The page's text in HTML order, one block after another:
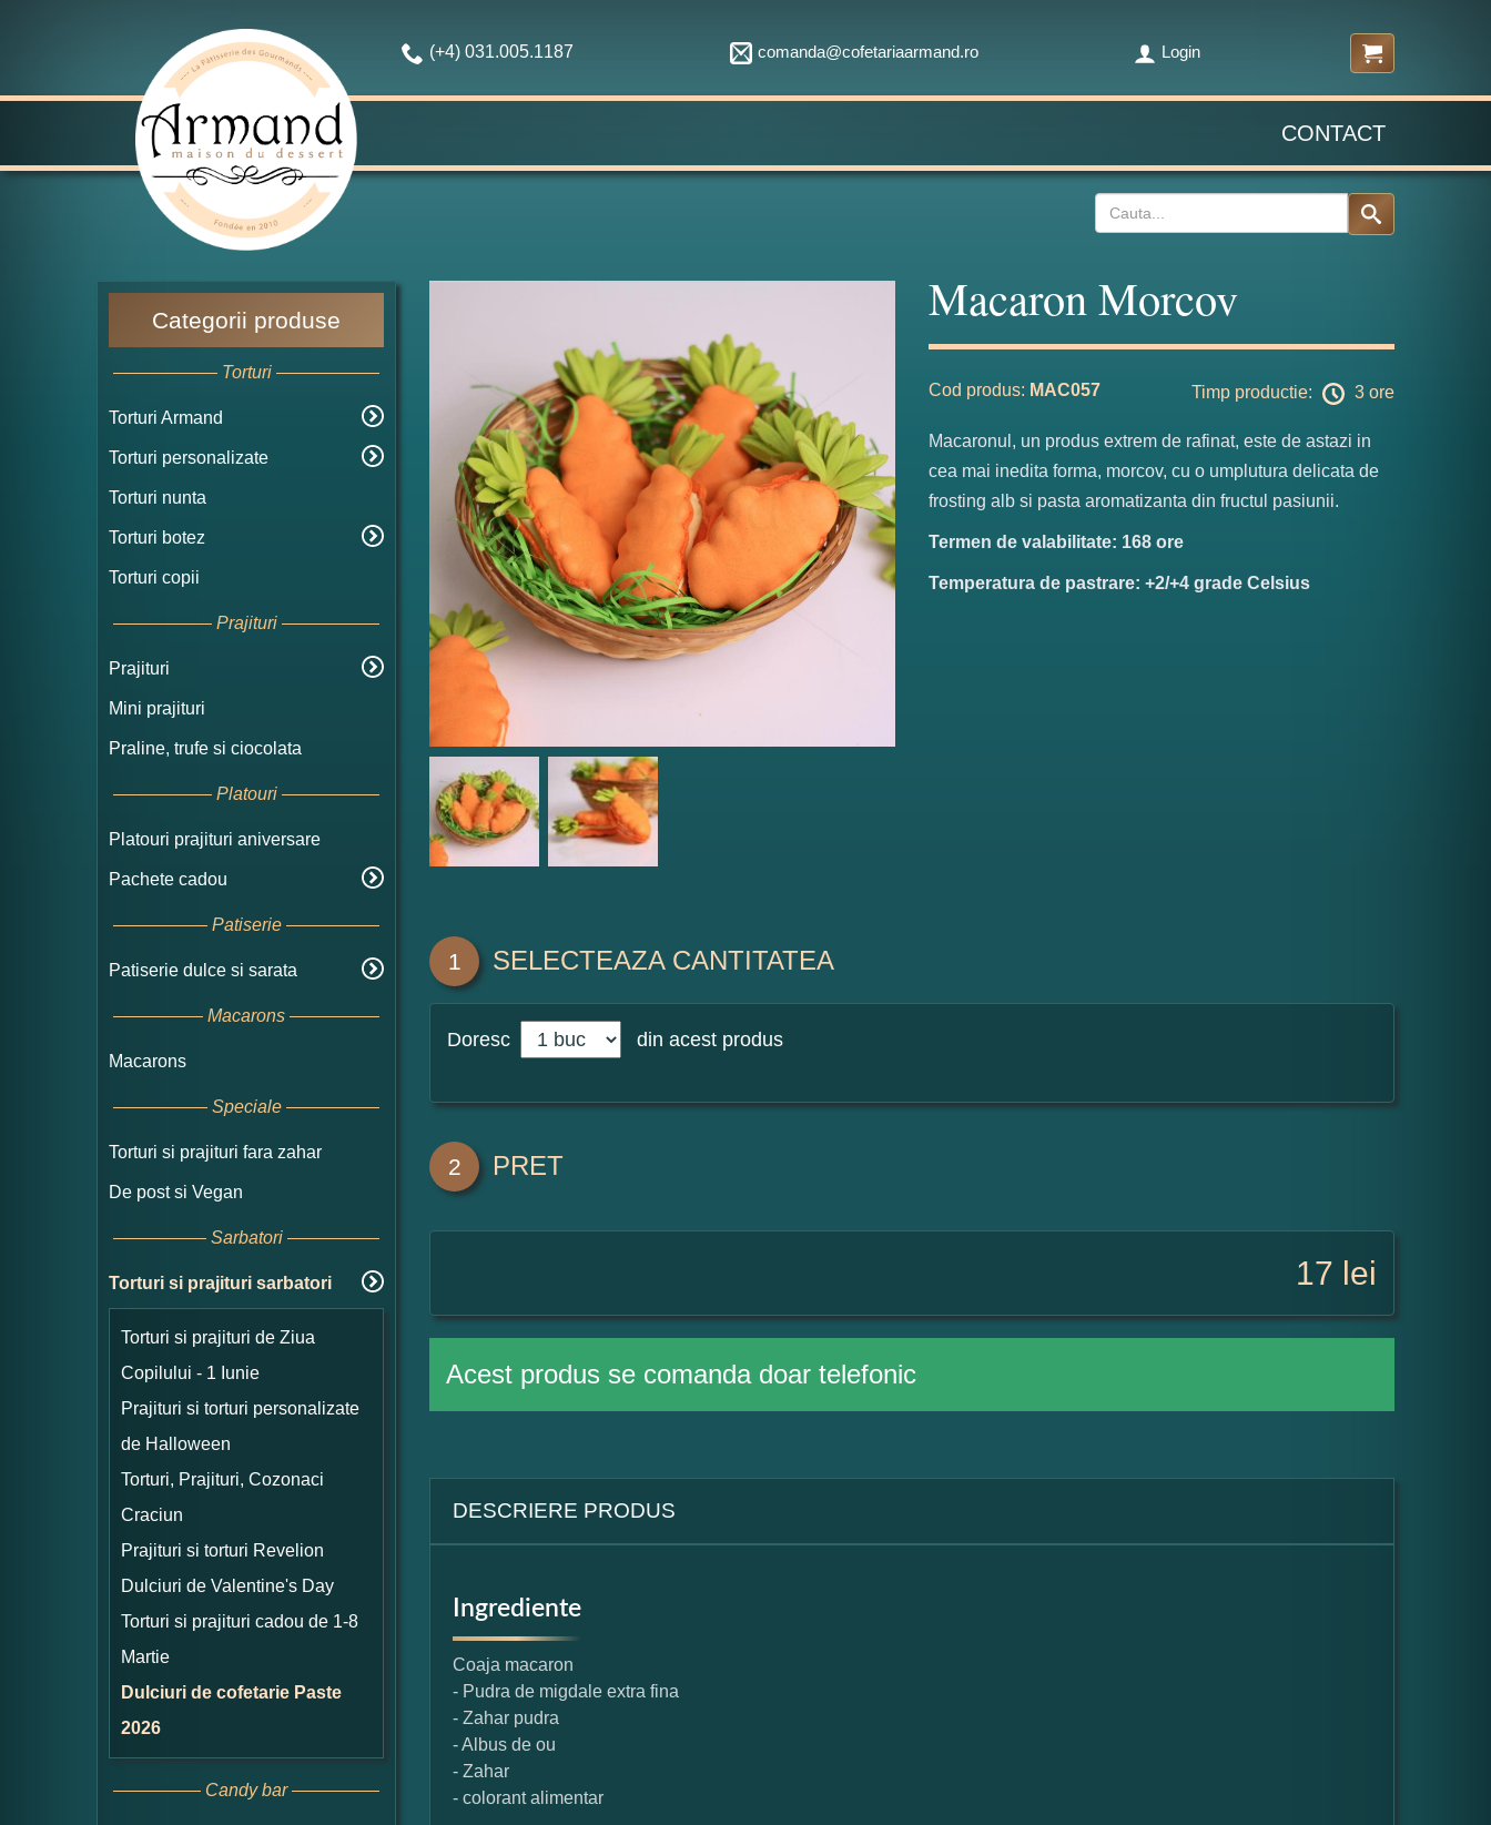
(+4) 031.005.1187 comanda@cofetariaarmand.ro Login
CONTACT
Categorii produse
Torturi
Torturi Armand
Torturi personalizate
Torturi nunta
Torturi botez
Torturi copii
Prajituri
Prajituri
Mini prajituri
Praline, trufe si ciocolata
Platouri
Platouri prajituri aniversare
Pachete cadou
Patiserie
Patiserie dulce si sarata
Macarons
Macarons
Speciale
Torturi si prajituri fara zahar
De post si Vegan
Sarbatori
Torturi si prajituri sarbatori
Torturi si prajituri de Ziua
Copilului - 1 Iunie
Prajituri si torturi personalizate
de Halloween
Torturi, Prajituri, Cozonaci
Craciun
Prajituri si torturi Revelion
Dulciuri de Valentine's Day
Torturi si prajituri cadou de 1-8
Martie
Dulciuri de cofetarie Paste
2026
Candy bar
Macaron Morcov
Cod produs: MAC057 Timp productie: 3 ore
Macaronul, un produs extrem de rafinat, este de astazi in
cea mai inedita forma, morcov, cu o umplutura delicata de
frosting alb si pasta aromatizanta din fructul pasiunii.
Termen de valabilitate: 168 ore
Temperatura de pastrare: +2/+4 grade Celsius
1 SELECTEAZA CANTITATEA
Doresc din acest produs
2 PRET
17 lei
Acest produs se comanda doar telefonic
DESCRIERE PRODUS
Ingrediente
Coaja macaron
- Pudra de migdale extra fina
- Zahar pudra
- Albus de ou
- Zahar
- colorant alimentar